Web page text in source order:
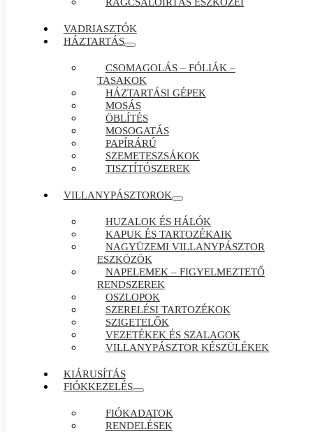
VADRIASZTÓK
HÁZTARTÁS
CSOMAGOLÁS – FÓLIÁK –
TASAKOK
HÁZTARTÁSI GÉPEK
MOSÁS
ÖBLÍTÉS
MOSOGATÁS
PAPÍRÁRÚ
SZEMETESZSÁKOK
TISZTÍTÓSZEREK
VILLANYPÁSZTOROK
HUZALOK ÉS HÁLÓK
KAPUK ÉS TARTOZÉKAIK
NAGYÜZEMI VILLANYPÁSZTOR
ESZKÖZÖK
NAPELEMEK – FIGYELMEZTETŐ
RENDSZEREK
OSZLOPOK
SZERELÉSI TARTOZÉKOK
SZIGETELŐK
VEZETÉKEK ÉS SZALAGOK
VILLANYPÁSZTOR KÉSZÜLÉKEK
KIÁRUSÍTÁS
FIÓKKEZELÉS
FIÓKADATOK
RENDELÉSEK